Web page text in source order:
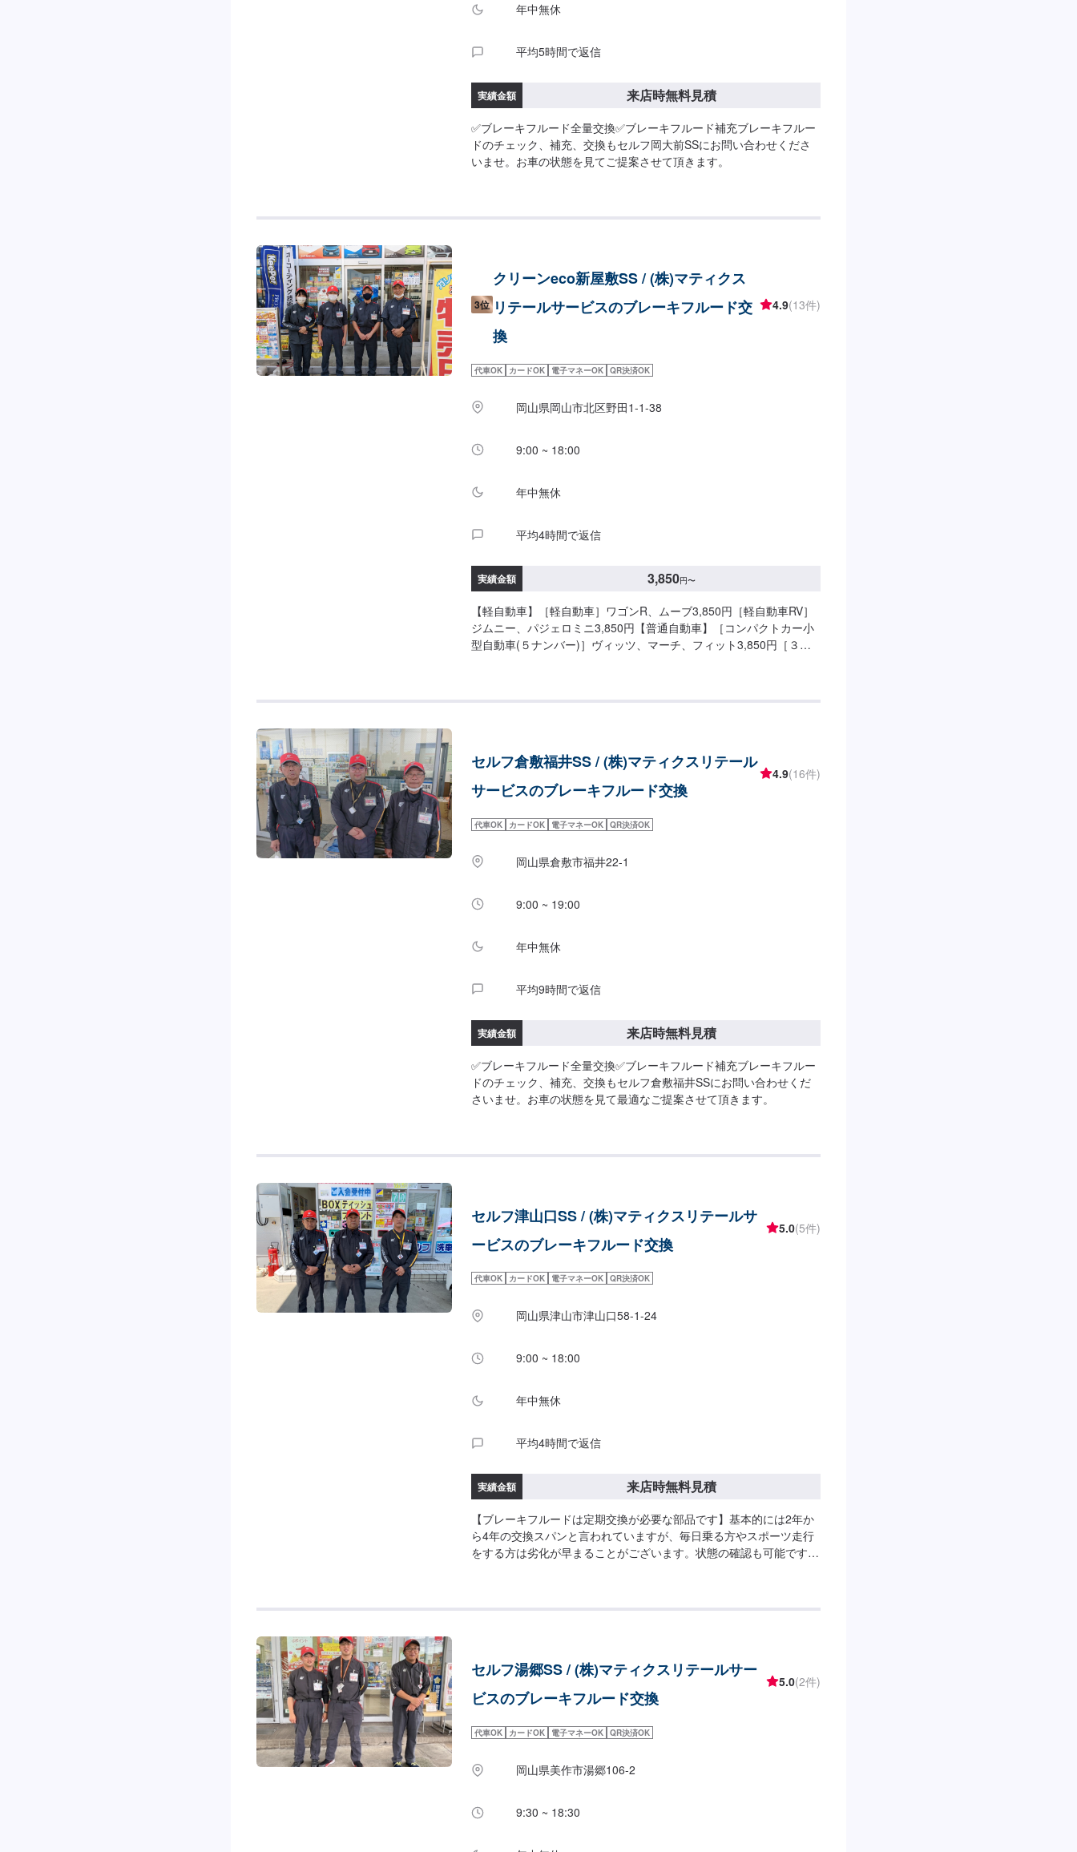
年中無休
平均5時間で返信
実績金額 来店時無料見積
✅ブレーキフルード全量交換✅ブレーキフルード補充ブレーキフルー
ドのチェック、補充、交換もセルフ岡大前SSにお問い合わせくださ
いませ。お車の状態を見てご提案させて頂きます。
3位
クリーンeco新屋敷SS / (株)マティクス
リテールサービスのブレーキフルード交
換
4.9(13件)
代車OK カードOK 電子マネーOK QR決済OK
岡山県岡山市北区野田1-1-38
9:00 ~ 18:00
年中無休
平均4時間で返信
実績金額 3,850円〜
【軽自動車】［軽自動車］ワゴンR、ムーブ3,850円［軽自動車RV］
ジムニー、パジェロミニ3,850円【普通自動車】［コンパクトカー小
型自動車(５ナンバー)］ヴィッツ、マーチ、フィット3,850円［３ナ
セルフ倉敷福井SS / (株)マティクスリテール
サービスのブレーキフルード交換
4.9(16件)
代車OK カードOK 電子マネーOK QR決済OK
岡山県倉敷市福井22-1
9:00 ~ 19:00
年中無休
平均9時間で返信
実績金額 来店時無料見積
✅ブレーキフルード全量交換✅ブレーキフルード補充ブレーキフルー
ドのチェック、補充、交換もセルフ倉敷福井SSにお問い合わせくだ
さいませ。お車の状態を見て最適なご提案させて頂きます。
セルフ津山口SS / (株)マティクスリテールサ
ービスのブレーキフルード交換
5.0(5件)
代車OK カードOK 電子マネーOK QR決済OK
岡山県津山市津山口58-1-24
9:00 ~ 18:00
年中無休
平均4時間で返信
実績金額 来店時無料見積
【ブレーキフルードは定期交換が必要な部品です】基本的には2年か
ら4年の交換スパンと言われていますが、毎日乗る方やスポーツ走行
をする方は劣化が早まることがございます。状態の確認も可能ですの
セルフ湯郷SS / (株)マティクスリテールサー
ビスのブレーキフルード交換
5.0(2件)
代車OK カードOK 電子マネーOK QR決済OK
岡山県美作市湯郷106-2
9:30 ~ 18:30